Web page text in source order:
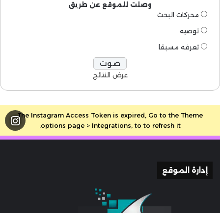
وصلت للموقع عن طريق
محركات البحث
توصيه
تعرفه مسبقا
عرض النتائج
The Instagram Access Token is expired, Go to the Theme
options page > Integrations, to to refresh it.
إدارة الموقع